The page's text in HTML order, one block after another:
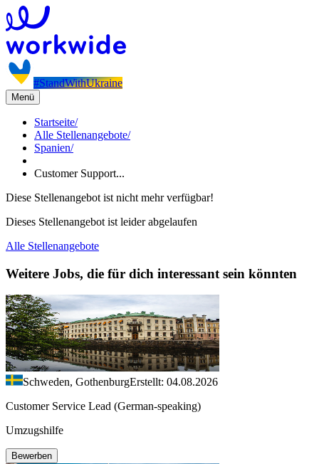
#StandWithUkraine
Menü
Startseite/
Alle Stellenangebote/
Spanien/
Customer Support...
Diese Stellenangebot ist nicht mehr verfügbar!
Dieses Stellenangebot ist leider abgelaufen
Alle Stellenangebote
Weitere Jobs, die für dich interessant sein könnten
Schweden, GothenburgErstellt: 04.08.2026
Customer Service Lead (German-speaking)
Umzugshilfe
Bewerben